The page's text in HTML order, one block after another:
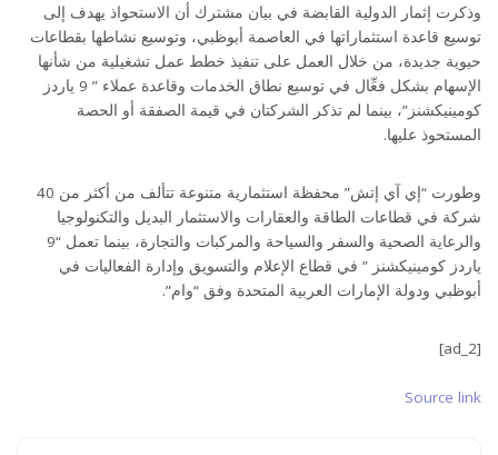
وذكرت إثمار الدولية القابضة في بيان مشترك أن الاستحواذ يهدف إلى
توسيع قاعدة استثماراتها في العاصمة أبوظبي، وتوسيع نشاطها بقطاعات
حيوية جديدة، من خلال العمل على تنفيذ خطط عمل تشغيلية من شأنها
الإسهام بشكل فعِّال في توسيع نطاق الخدمات وقاعدة عملاء ” 9 ياردز
كومينيكشنز”، بينما لم تذكر الشركتان في قيمة الصفقة أو الحصة
المستحوذ عليها.
وطورت “إي آي إتش” محفظة استثمارية متنوعة تتألف من أكثر من 40
شركة في قطاعات الطاقة والعقارات والاستثمار البديل والتكنولوجيا
والرعاية الصحية والسفر والسياحة والمركبات والتجارة، بينما تعمل “9
ياردز كومينيكشنز ” في قطاع الإعلام والتسويق وإدارة الفعاليات في
أبوظبي ودولة الإمارات العربية المتحدة وفق “وام”.
[ad_2]
Source link